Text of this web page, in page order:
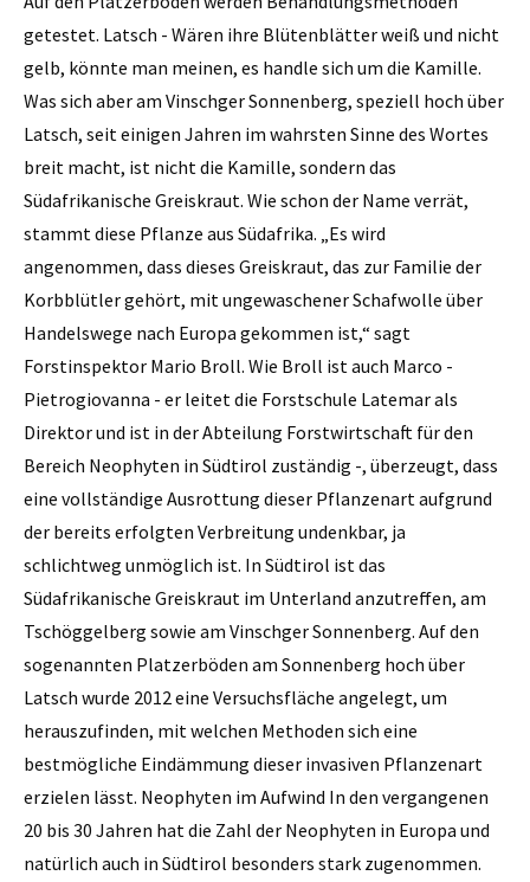
getestet. Latsch - Wären ihre Blütenblätter weiß und nicht
gelb, könnte man meinen, es handle sich um die Kamille.
Was sich aber am ­Vinschger Sonnenberg, speziell hoch über
Latsch, seit einigen Jahren im wahrsten Sinne des Wortes
breit macht, ist nicht die Kamille, sondern das
Südafrikanische Greiskraut. Wie schon der Name verrät,
stammt diese Pflanze aus Südafrika. „Es wird
angenommen, dass dieses Greiskraut, das zur Familie der
Korbblütler gehört, mit ungewaschener Schafwolle über
Handelswege nach Europa gekommen ist,“ sagt
Forstinspektor Mario Broll. Wie Broll ist auch Marco ­
Pietrogiovanna - er leitet die Forstschule Latemar als
Direktor und ist in der Abteilung Forstwirtschaft für den
Bereich Neophyten in Südtirol zuständig -, überzeugt, dass
eine vollständige Ausrottung dieser Pflanzenart aufgrund
der bereits erfolgten Verbreitung undenkbar, ja
schlichtweg unmöglich ist. In Südtirol ist das
Südafrikanische Greiskraut im Unterland anzutreffen, am
Tschöggelberg sowie am Vinschger Sonnenberg. Auf den
sogenannten Platzerböden am Sonnenberg hoch über
Latsch wurde 2012 eine Versuchsfläche angelegt, um
herauszufinden, mit welchen Methoden sich eine
bestmögliche Eindämmung dieser invasiven Pflanzenart
erzielen lässt. Neophyten im Aufwind In den vergangenen
20 bis 30 Jahren hat die Zahl der Neophyten in Europa und
natürlich auch in Südtirol besonders stark zugenommen.